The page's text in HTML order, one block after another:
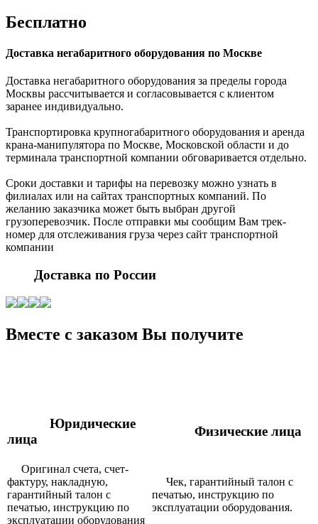
Бесплатно
Доставка негабаритного оборудования по Москве
Доставка негабаритного оборудования за пределы города
Москвы рассчитывается и согласовывается с клиентом
заранее индивидуально.
Транспортировка крупногабаритного оборудования и аренда
крана-манипулятора по Москве, Московской области и до
терминала транспортной компании обговаривается отдельно.
Сроки доставки и тарифы на перевозку можно узнать в
филиалах или на сайтах транспортных компаний. По
желанию заказчика может быть выбран другой
грузоперевозчик. После отправки мы сообщим Вам трек-
номер для отслеживания груза через сайт транспортной
компании
Доставка по России
Вместе с заказом Вы получите
Юридические
лица
Физические лица
Оригинал счета, счет-
фактуру, накладную,
гарантийный талон с
печатью, инструкцию по
эксплуатации оборудования
Чек, гарантийный талон с
печатью, инструкцию по
эксплуатации оборудования.